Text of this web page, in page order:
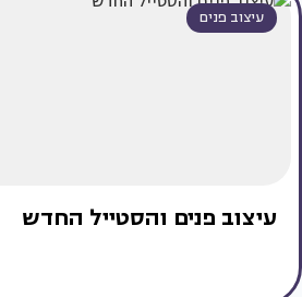
עיצוב פנים
עיצוב פנים והסטייל החדש